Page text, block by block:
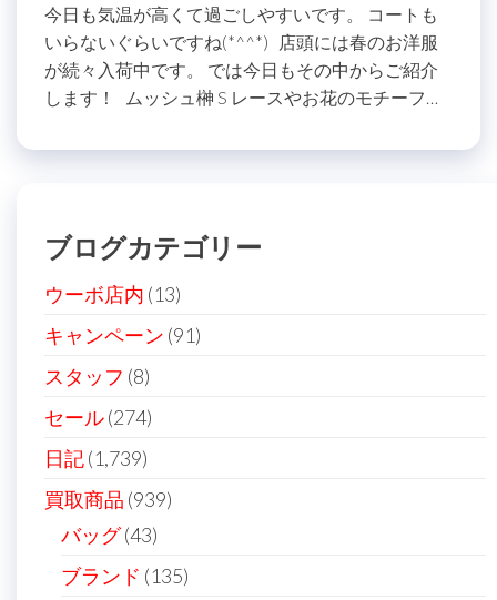
今日も気温が高くて過ごしやすいです。 コートも
いらないぐらいですね(*^^*) 店頭には春のお洋服
が続々入荷中です。 では今日もその中からご紹介
します！ ムッシュ榊 S レースやお花のモチーフ…
ブログカテゴリー
ウーボ店内 (13)
キャンペーン (91)
スタッフ (8)
セール(274)
日記(1,739)
買取商品 (939)
バッグ(43)
ブランド (135)